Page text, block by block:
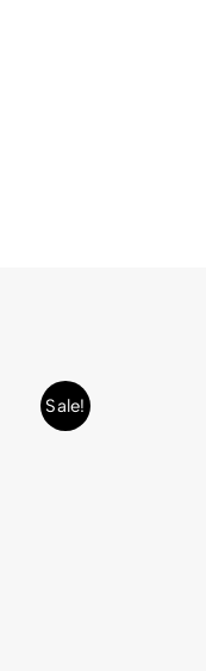
Sale!